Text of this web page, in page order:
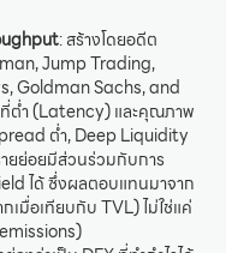
: สร้างโดยอดีต
Jump Trading,
Goldman Sachs, and
ต่ำ (Latency) และคุณภาพ
ต่ำ, Deep Liquidity
ยย่อยมีส่วนร่วมกับการ
ได้ ซึ่งผลตอบแทนมาจาก
เมื่อเทียบกับ TVL) ไม่ใช่แค่